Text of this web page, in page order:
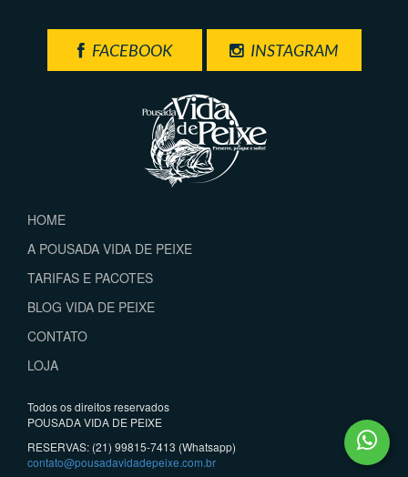
FACEBOOK INSTAGRAM
HOME
A POUSADA VIDA DE PEIXE
TARIFAS E PACOTES
BLOG VIDA DE PEIXE
CONTATO
LOJA
Todos os direitos reservados
POUSADA VIDA DE PEIXE
RESERVAS: (21) 99815-7413 (Whatsapp)
contato@pousadavidadepeixe.com.br